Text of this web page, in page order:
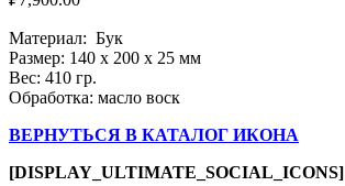
Материал: Бук
Размер: 140 х 200 х 25 мм
Вес: 410 гр.
Обработка: масло воск
ВЕРНУТЬСЯ В КАТАЛОГ ИКОНА
[DISPLAY_ULTIMATE_SOCIAL_ICONS]